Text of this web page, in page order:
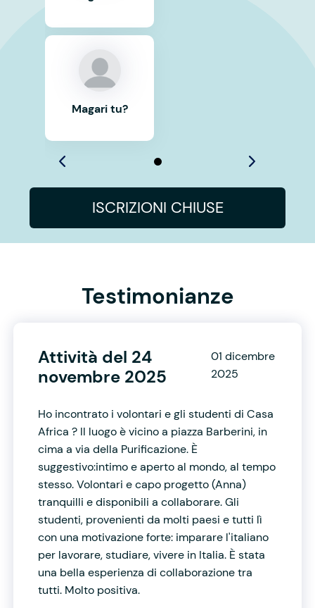
Magari tu?
ISCRIZIONI CHIUSE
Testimonianze
Attività del 24
novembre 2025
01 dicembre
2025
Ho incontrato i volontari e gli studenti di Casa
Africa ? Il luogo è vicino a piazza Barberini, in
cima a via della Purificazione. È
suggestivo:intimo e aperto al mondo, al tempo
stesso. Volontari e capo progetto (Anna)
tranquilli e disponibili a collaborare. Gli
studenti, provenienti da molti paesi e tutti lì
con una motivazione forte: imparare l'italiano
per lavorare, studiare, vivere in Italia. È stata
una bella esperienza di collaborazione tra
tutti. Molto positiva.